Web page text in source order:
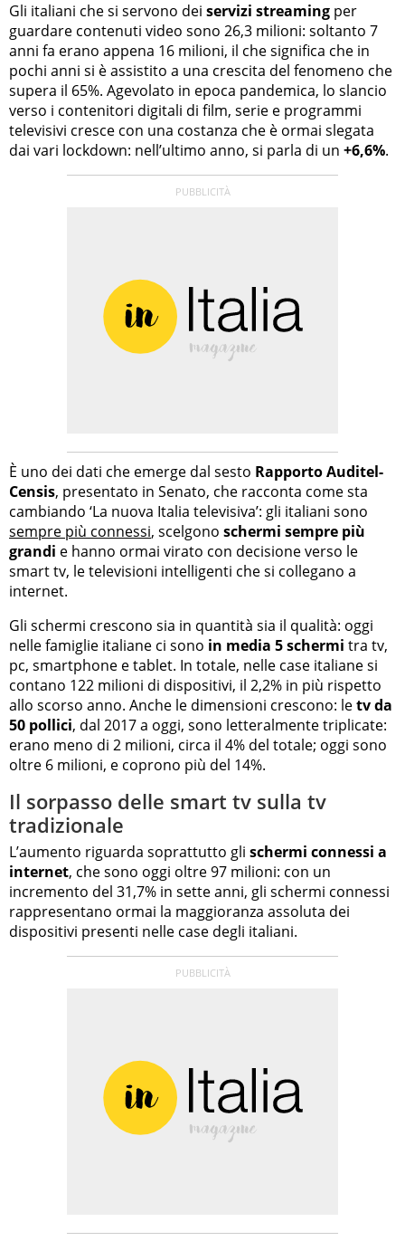
Gli italiani che si servono dei servizi streaming per
guardare contenuti video sono 26,3 milioni: soltanto 7
anni fa erano appena 16 milioni, il che significa che in
pochi anni si è assistito a una crescita del fenomeno che
supera il 65%. Agevolato in epoca pandemica, lo slancio
verso i contenitori digitali di film, serie e programmi
televisivi cresce con una costanza che è ormai slegata
dai vari lockdown: nell’ultimo anno, si parla di un +6,6%.
È uno dei dati che emerge dal sesto Rapporto Auditel-
Censis, presentato in Senato, che racconta come sta
cambiando ‘La nuova Italia televisiva’: gli italiani sono
sempre più connessi, scelgono schermi sempre più
grandi e hanno ormai virato con decisione verso le
smart tv, le televisioni intelligenti che si collegano a
internet.
Gli schermi crescono sia in quantità sia il qualità: oggi
nelle famiglie italiane ci sono in media 5 schermi tra tv,
pc, smartphone e tablet. In totale, nelle case italiane si
contano 122 milioni di dispositivi, il 2,2% in più rispetto
allo scorso anno. Anche le dimensioni crescono: letv da
50 pollici, dal 2017 a oggi, sono letteralmente triplicate:
erano meno di 2 milioni, circa il 4% del totale; oggi sono
oltre 6 milioni, e coprono più del 14%.
Il sorpasso delle smart tv sulla tv
tradizionale
L’aumento riguarda soprattutto gli schermi connessi a
internet, che sono oggi oltre 97 milioni: con un
incremento del 31,7% in sette anni, gli schermi connessi
rappresentano ormai la maggioranza assoluta dei
dispositivi presenti nelle case degli italiani.